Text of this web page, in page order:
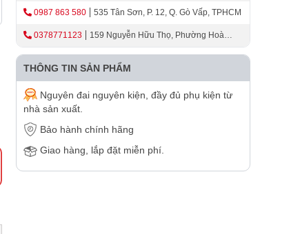
TPHCM
0987 863 580 535 Tân Sơn, P. 12, Q. Gò Vấp, TPHCM
0378771123
159 Nguyễn Hữu Thọ, Phường Hoà
THÔNG TIN SẢN PHẨM
Nguyên đai nguyên kiện, đầy đủ phụ kiện từ
nhà sản xuất.
Bảo hành chính hãng
Giao hàng, lắp đặt miễn phí.